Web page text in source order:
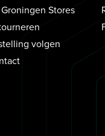
Stores
volgen